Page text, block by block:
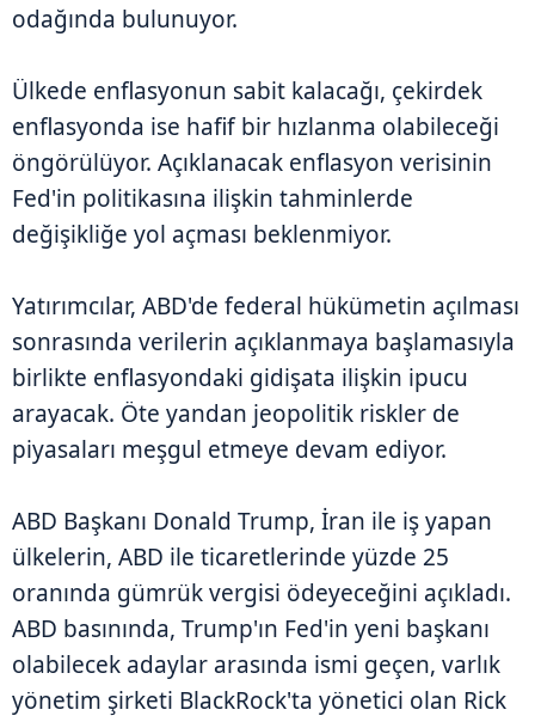
odağında bulunuyor.
Ülkede enflasyonun sabit kalacağı, çekirdek
enflasyonda ise hafif bir hızlanma olabileceği
öngörülüyor. Açıklanacak enflasyon verisinin
Fed'in politikasına ilişkin tahminlerde
değişikliğe yol açması beklenmiyor.
Yatırımcılar, ABD'de federal hükümetin açılması
sonrasında verilerin açıklanmaya başlamasıyla
birlikte enflasyondaki gidişata ilişkin ipucu
arayacak. Öte yandan jeopolitik riskler de
piyasaları meşgul etmeye devam ediyor.
ABD Başkanı Donald Trump, İran ile iş yapan
ülkelerin, ABD ile ticaretlerinde yüzde 25
oranında gümrük vergisi ödeyeceğini açıkladı.
ABD basınında, Trump'ın Fed'in yeni başkanı
olabilecek adaylar arasında ismi geçen, varlık
yönetim şirketi BlackRock'ta yönetici olan Rick